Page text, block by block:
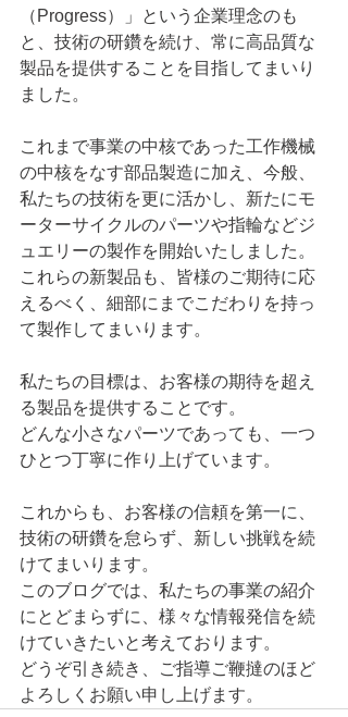
（Progress）」という企業理念のも
と、技術の研鑽を続け、常に高品質な
製品を提供することを目指してまいり
ました。
これまで事業の中核であった工作機械
の中核をなす部品製造に加え、今般、
私たちの技術を更に活かし、新たにモ
ーターサイクルのパーツや指輪などジ
ュエリーの製作を開始いたしました。
これらの新製品も、皆様のご期待に応
えるべく、細部にまでこだわりを持っ
て製作してまいります。
私たちの目標は、お客様の期待を超え
る製品を提供することです。
どんな小さなパーツであっても、一つ
ひとつ丁寧に作り上げています。
これからも、お客様の信頼を第一に、
技術の研鑽を怠らず、新しい挑戦を続
けてまいります。
このブログでは、私たちの事業の紹介
にとどまらずに、様々な情報発信を続
けていきたいと考えております。
どうぞ引き続き、ご指導ご鞭撻のほど
よろしくお願い申し上げます。